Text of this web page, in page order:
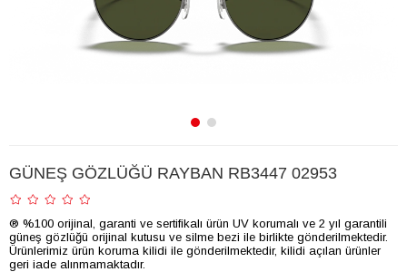
GÜNEŞ GÖZLÜĞÜ RAYBAN RB3447 02953
® %100 orijinal, garanti ve sertifikalı ürün UV korumalı ve 2 yıl garantili
güneş gözlüğü orijinal kutusu ve silme bezi ile birlikte gönderilmektedir.
Ürünlerimiz ürün koruma kilidi ile gönderilmektedir, kilidi açılan ürünler
geri iade alınmamaktadır.